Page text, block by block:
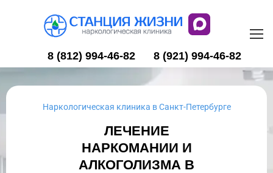
8 (812) 994-46-82 8 (921) 994-46-82
Наркологическая клиника в Санкт-Петербурге
ЛЕЧЕНИЕ
НАРКОМАНИИ И
АЛКОГОЛИЗМА В